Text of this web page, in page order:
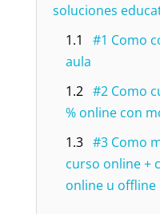
soluciones
1.1
#1 Como
aula
1.2 #2 Como
% online con
1.3 #3 Como
curso online +
online u offline